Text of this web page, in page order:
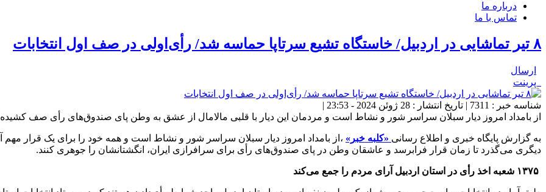
درباره ما
تماس با ما
۸ تیر تماشایی در اردبیل/ خاستگاه تشیع سرتاپا حماسه شد/ رأی‌اولی در صف اول انتخابات
ارسال
پرینت
شناسه خبر : 7311 | تاریخ انتشار : 28 ژوئن 2024 - 23:53 |
از بامداد امروز دیار سبلان سراسر شور و نشاط است و مردمان این دیار با قلبی مالامال از عشق به وطن پای صندوق‌های رأی صف
به گزارش پایگاه خبری و اطلاع رسانی «کلبه خبر» ،از بامداد امروز دیار سبلان سراسر شور و نشاط است و همه خود را برای یک قرار
دیگری می‌گذرد تا زمان قرار فرابرسد و عاشقان وطن در پای صندوق‌های رأی برای سرافرازی ایران، انگشتانشان را جوهری کنند.